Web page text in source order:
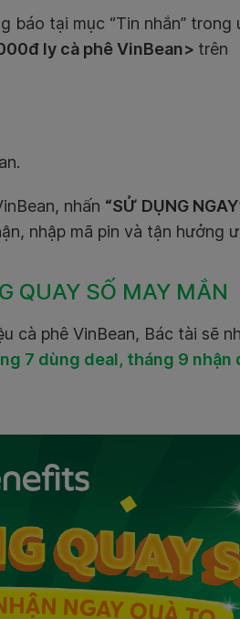
báo tại mục “Tin nhắn” trong
ly cà phê VinBean> trên
nhấn “SỬ DỤNG
nhập mã pin và tận hưởng
QUAY SỐ MAY MẮN
cà phê VinBean, Bác tài sẽ
7 dùng deal, tháng 9 nhận